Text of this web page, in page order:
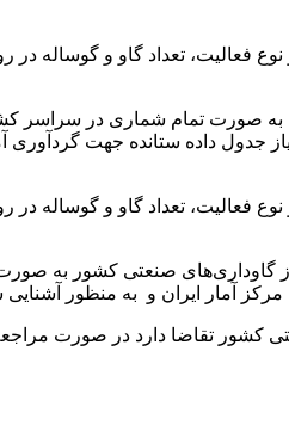
فعالیت، تعداد گاو و گوساله
فعالیت، تعداد گاو و گوساله
صنعتی کشور به
کشور تقاضا دارد در صورت